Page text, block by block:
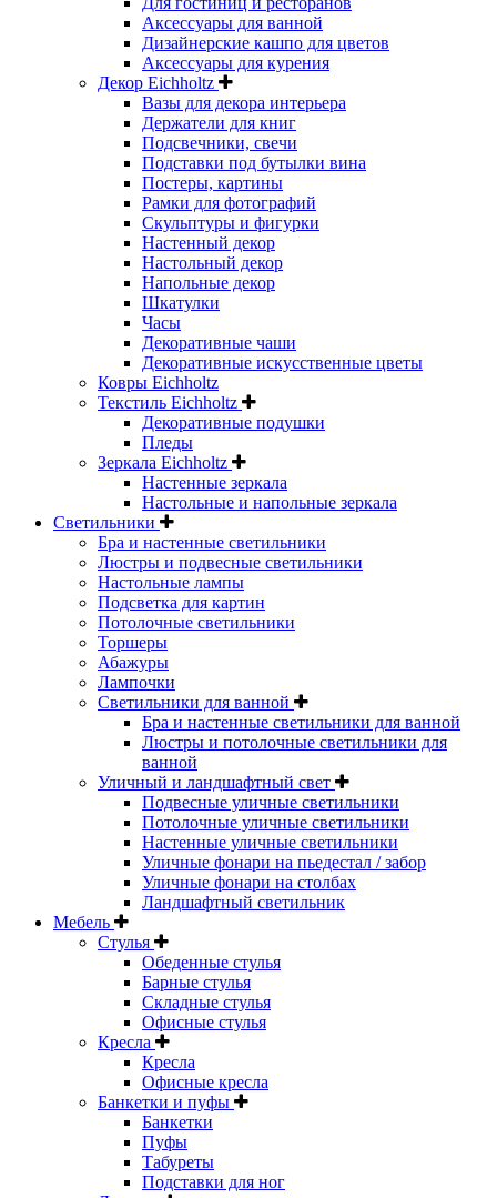
Аксессуары для ванной
Дизайнерские кашпо для цветов
Аксессуары для курения
Декор Eichholtz
Вазы для декора интерьера
Держатели для книг
Подсвечники, свечи
Подставки под бутылки вина
Постеры, картины
Рамки для фотографий
Скульптуры и фигурки
Настенный декор
Настольный декор
Напольные декор
Шкатулки
Часы
Декоративные чаши
Декоративные искусственные цветы
Ковры Eichholtz
Текстиль Eichholtz
Декоративные подушки
Пледы
Зеркала Eichholtz
Настенные зеркала
Настольные и напольные зеркала
Светильники
Бра и настенные светильники
Люстры и подвесные светильники
Настольные лампы
Подсветка для картин
Потолочные светильники
Торшеры
Абажуры
Лампочки
Светильники для ванной
Бра и настенные светильники для ванной
Люстры и потолочные светильники для
ванной
Уличный и ландшафтный свет
Подвесные уличные светильники
Потолочные уличные светильники
Настенные уличные светильники
Уличные фонари на пьедестал / забор
Уличные фонари на столбах
Ландшафтный светильник
Мебель
Стулья
Обеденные стулья
Барные стулья
Складные стулья
Офисные стулья
Кресла
Кресла
Офисные кресла
Банкетки и пуфы
Банкетки
Пуфы
Табуреты
Подставки для ног